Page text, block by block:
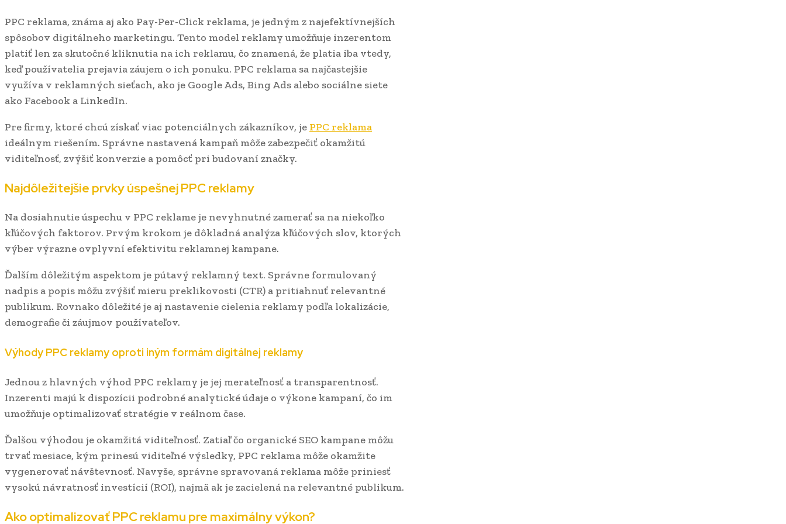
PPC reklama, známa aj ako Pay-Per-Click reklama, je jedným z najefektívnejších
spôsobov digitálneho marketingu. Tento model reklamy umožňuje inzerentom
platiť len za skutočné kliknutia na ich reklamu, čo znamená, že platia iba vtedy,
keď používatelia prejavia záujem o ich ponuku. PPC reklama sa najčastejšie
využíva v reklamných sieťach, ako je Google Ads, Bing Ads alebo sociálne siete
ako Facebook a LinkedIn.
Pre firmy, ktoré chcú získať viac potenciálnych zákazníkov, je PPC reklama
ideálnym riešením. Správne nastavená kampaň môže zabezpečiť okamžitú
viditeľnosť, zvýšiť konverzie a pomôcť pri budovaní značky.
Najdôležitejšie prvky úspešnej PPC reklamy
Na dosiahnutie úspechu v PPC reklame je nevyhnutné zamerať sa na niekoľko
kľúčových faktorov. Prvým krokom je dôkladná analýza kľúčových slov, ktorých
výber výrazne ovplyvní efektivitu reklamnej kampane.
Ďalším dôležitým aspektom je pútavý reklamný text. Správne formulovaný
nadpis a popis môžu zvýšiť mieru preklikovosti (CTR) a pritiahnuť relevantné
publikum. Rovnako dôležité je aj nastavenie cielenia reklamy podľa lokalizácie,
demografie či záujmov používateľov.
Výhody PPC reklamy oproti iným formám digitálnej reklamy
Jednou z hlavných výhod PPC reklamy je jej merateľnosť a transparentnosť.
Inzerenti majú k dispozícii podrobné analytické údaje o výkone kampaní, čo im
umožňuje optimalizovať stratégie v reálnom čase.
Ďalšou výhodou je okamžitá viditeľnosť. Zatiaľ čo organické SEO kampane môžu
trvať mesiace, kým prinesú viditeľné výsledky, PPC reklama môže okamžite
vygenerovať návštevnosť. Navyše, správne spravovaná reklama môže priniesť
vysokú návratnosť investícií (ROI), najmä ak je zacielená na relevantné publikum.
Ako optimalizovať PPC reklamu pre maximálny výkon?